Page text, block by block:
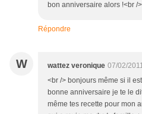
bon anniversaire alors !<br /
Répondre
W wattez veronique 07/02/
<br /> bonjours même si il
bonne anniversaire je te le
même tes recette pour mon